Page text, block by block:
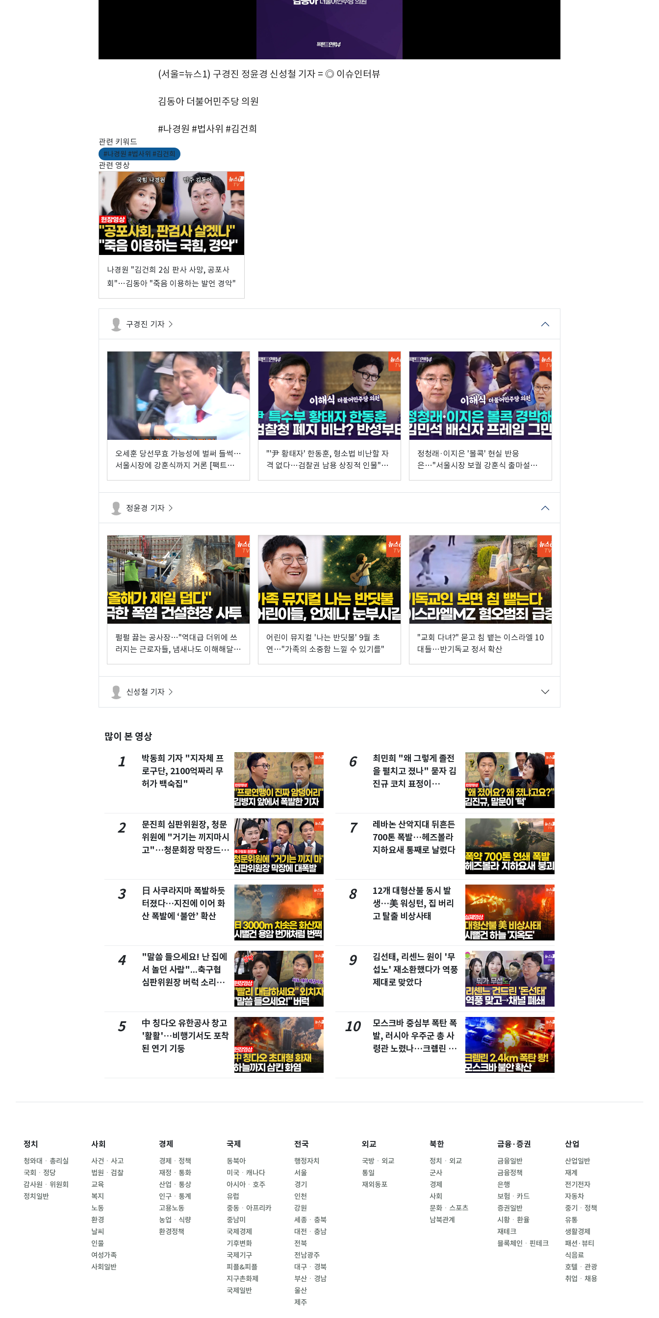
(서울=뉴스1) 구경진 정윤경 신성철 기자 = ◎ 이슈인터뷰
김동아 더불어민주당 의원
#나경원 #법사위 #김건희
관련 키워드
#나경원 #법사위 #김건희
관련 영상
나경원 "김건희 2심 판사 사망, 공포사
회"…김동아 "죽음 이용하는 발언 경악"
구경진 기자
오세훈 당선무효 가능성에 벌써 들썩…
서울시장에 강훈식까지 거론 [팩트앤뷰
"'尹 황태자' 한동훈, 형소법 비난할 자
격 없다…검찰권 남용 상징적 인물"
정청래·이지은 '볼콕' 현실 반응
은…"서울시장 보궐 강훈식 출마설도"
정윤경 기자
펄펄 끓는 공사장…"역대급 더위에 쓰
러지는 근로자들, 냄새나도 이해해달
어린이 뮤지컬 '나는 반딧불' 9월 초
연…"가족의 소중함 느낄 수 있기를"
"교회 다녀?" 묻고 침 뱉는 이스라엘 10
대들…반기독교 정서 확산
신성철 기자
많이 본 영상
1
박동희 기자 "지자체 프
로구단, 2100억짜리 무
허가 백숙집"
2
문진희 심판위원장, 청문
위원에 "거기는 끼지마시
고"…청문회장 막장드라
3
日 사쿠라지마 폭발하듯
터졌다…지진에 이어 화
산 폭발에 ‘불안’ 확산
4
"말씀 들으세요! 난 집에
서 놀던 사람"...축구협
심판위원장 버럭 소리친
5
中 칭다오 유한공사 창고
'활활'…비행기서도 포착
된 연기 기둥
6
최민희 "왜 그렇게 졸전
을 펼치고 졌나" 묻자 김
진규 코치 표정이…
7
레바논 산악지대 뒤흔든
700톤 폭발…헤즈볼라
지하요새 통째로 날렸다
8
12개 대형산불 동시 발
생…美 워싱턴, 집 버리
고 탈출 비상사태
9
김선태, 리센느 원이 '무
섭노' 재소환했다가 역풍
제대로 맞았다
10
모스크바 중심부 폭탄 폭
발, 러시아 우주군 총 사
령관 노렸나…크렘린 초
정치
청와대ㆍ총리실
국회ㆍ정당
감사원ㆍ위원회
정치일반
사회
사건ㆍ사고
법원ㆍ검찰
교육
복지
노동
환경
날씨
인물
여성가족
사회일반
경제
경제ㆍ정책
재정ㆍ통화
산업ㆍ통상
인구ㆍ통계
고용노동
농업ㆍ식량
환경정책
국제
동북아
미국ㆍ캐나다
아시아ㆍ호주
유럽
중동ㆍ아프리카
중남미
국제경제
기후변화
국제기구
피플&피플
지구촌화제
국제일반
전국
행정자치
서울
경기
인천
강원
세종ㆍ충북
대전ㆍ충남
전북
전남광주
대구ㆍ경북
부산ㆍ경남
울산
제주
외교
국방ㆍ외교
통일
재외동포
북한
정치ㆍ외교
군사
경제
사회
문화ㆍ스포츠
남북관계
금융·증권
금융일반
금융정책
은행
보험ㆍ카드
증권일반
시황ㆍ환율
재테크
블록체인ㆍ핀테크
산업
산업일반
재계
전기전자
자동차
중기ㆍ정책
유통
생활경제
패션·뷰티
식음료
호텔ㆍ관광
취업ㆍ채용